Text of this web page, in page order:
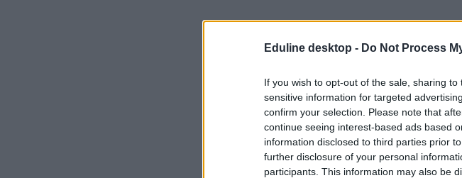
Eduline desktop - Do Not Process
If you wish to opt-out of the sale, sharing
sensitive information for targeted
confirm your selection. Please note that
continue seeing interest-based ads based
information disclosed to third parties prior
further disclosure of your personal
participants. This information may also be